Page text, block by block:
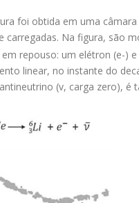
foi obtida em uma
carregadas. Na figura, são
em repouso: um elétron (e-)
linear, no instante do
(v, carga zero), é